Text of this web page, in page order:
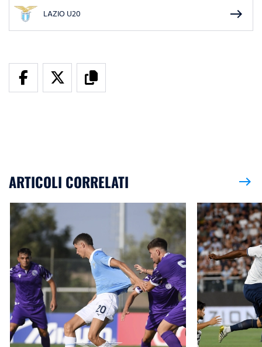
LAZIO U20 east
ARTICOLI CORRELATI east